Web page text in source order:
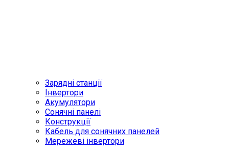
Зарядні станції
Інвертори
Акумулятори
Сонячні панелі
Конструкції
Кабель для сонячних панелей
Мережеві інвертори